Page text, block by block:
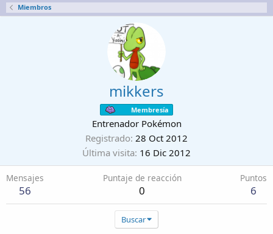
Miembros
mikkers
Membresía
Entrenador Pokémon
Registrado 28 Oct 2012
Última visita 16 Dic 2012
Mensajes
56
Puntaje de reacción
0
Puntos
6
Buscar